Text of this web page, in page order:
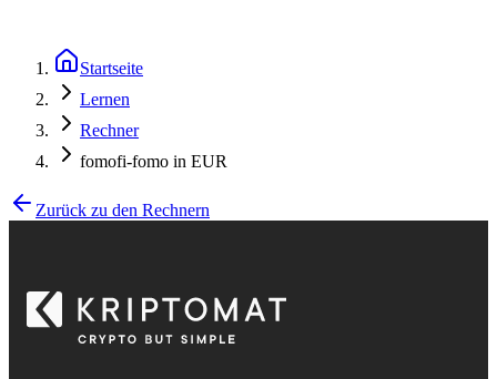
Startseite
Lernen
Rechner
fomofi-fomo in EUR
Zurück zu den Rechnern